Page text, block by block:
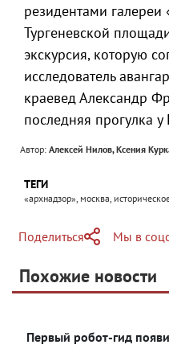
резидентами галереи
Тургеневской
экскурсия, которую
исследователь
краевед Александр
последняя прогулка
Автор: Алексей Нилов, Ксения
ТЕГИ
«архнадзор», москва,
Поделиться
Telegram
Одноклассники
Мы в
Яндекс
Похожие новости
Первый робот-гид